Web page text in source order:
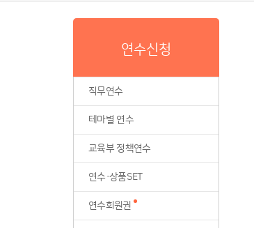
테마별 연수
교육부 정책연수
연수·상품SET
연수회원권
연수패키지
자율연수
위탁연수
연수신청
직무연수
테마별 연수
교육부 정책연수
연수·상품SET
연수회원권